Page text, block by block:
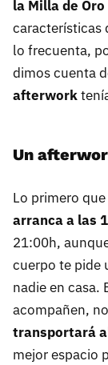
la Milla de
características
lo frecuenta,
dimos cuenta
afterwork
Un
Lo primero
arranca a las
21:00h,
cuerpo te pide
nadie en casa.
acompañen,
transportará
mejor espacio